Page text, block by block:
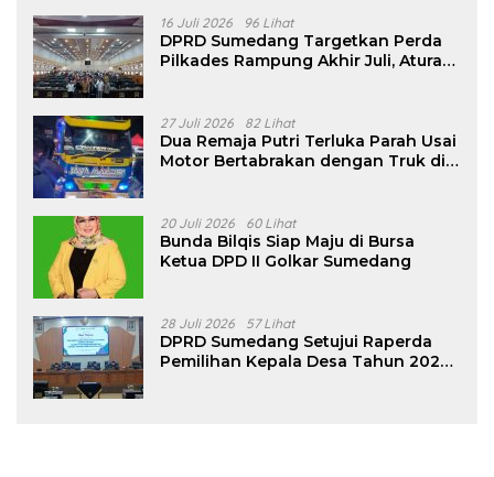
16 Juli 2026 96 Lihat
DPRD Sumedang Targetkan Perda
Pilkades Rampung Akhir Juli, Aturan
27 Juli 2026 82 Lihat
Dua Remaja Putri Terluka Parah Usai
Motor Bertabrakan dengan Truk di
20 Juli 2026 60 Lihat
Bunda Bilqis Siap Maju di Bursa
Ketua DPD II Golkar Sumedang
28 Juli 2026 57 Lihat
DPRD Sumedang Setujui Raperda
Pemilihan Kepala Desa Tahun 2026